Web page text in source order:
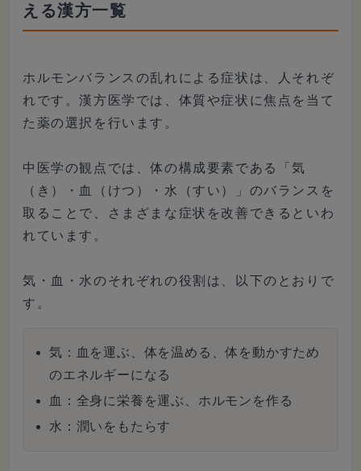
える漢方一覧
ホルモンバランスの乱れによる症状は、人それぞ
れです。漢方医学では、体質や症状に焦点を当て
た薬の選択を行います。
中医学の観点では、体の構成要素である「気
（き）・血（けつ）・水（すい）」のバランスを
取ることで、さまざまな症状を改善できるといわ
れています。
気・血・水のそれぞれの役割は、以下のとおりで
す。
気：血を運ぶ、体を温める、体を動かすため
のエネルギーになる
血：全身に栄養を運ぶ、ホルモンを作る
水：潤いをもたらす